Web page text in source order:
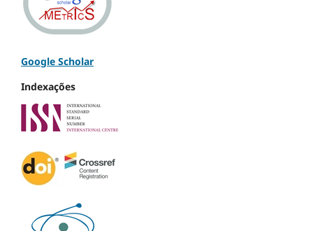
Google Scholar
Indexações